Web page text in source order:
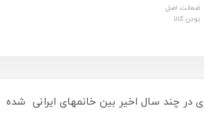
ضمانت اصل
بودن کالا
در چند سال اخیر بین خانمهای ایرانی شده